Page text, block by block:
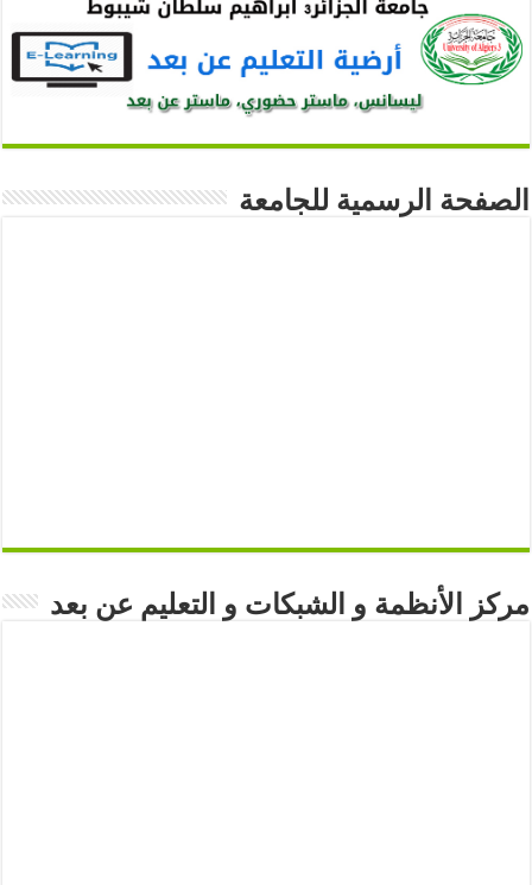
الصفحة الرسمية للجامعة
مركز الأنظمة و الشبكات و التعليم عن بعد